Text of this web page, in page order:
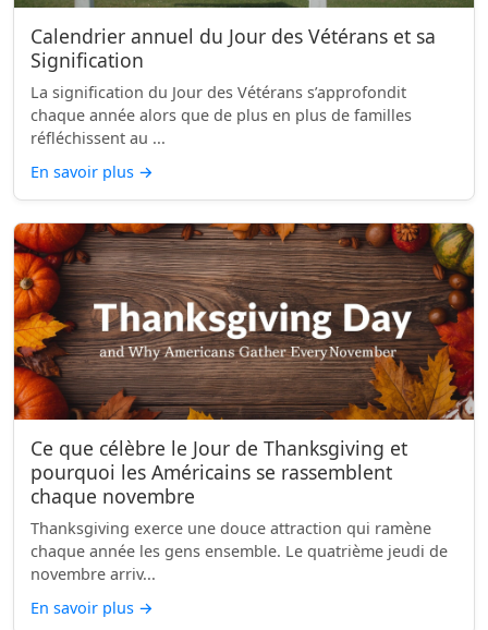
Calendrier annuel du Jour des Vétérans et sa
Signification
La signification du Jour des Vétérans s’approfondit
chaque année alors que de plus en plus de familles
réfléchissent au ...
En savoir plus →
Ce que célèbre le Jour de Thanksgiving et
pourquoi les Américains se rassemblent
chaque novembre
Thanksgiving exerce une douce attraction qui ramène
chaque année les gens ensemble. Le quatrième jeudi de
novembre arriv...
En savoir plus →